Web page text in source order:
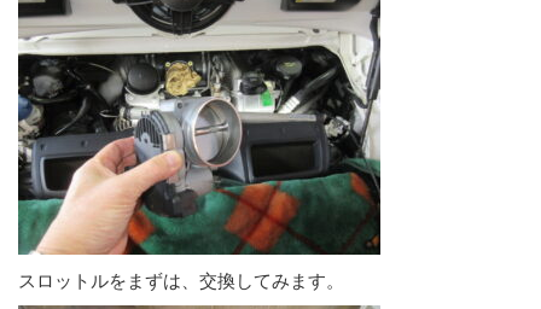
スロットルをまずは、交換してみます。